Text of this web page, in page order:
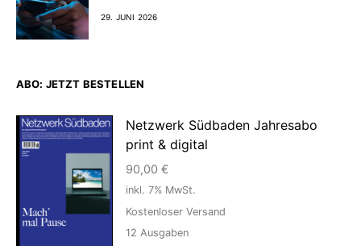
29. JUNI 2026
ABO: JETZT BESTELLEN
Netzwerk Südbaden Jahresabo
print & digital
90,00 €
inkl. 7% MwSt.
Kostenloser Versand
12 Ausgaben